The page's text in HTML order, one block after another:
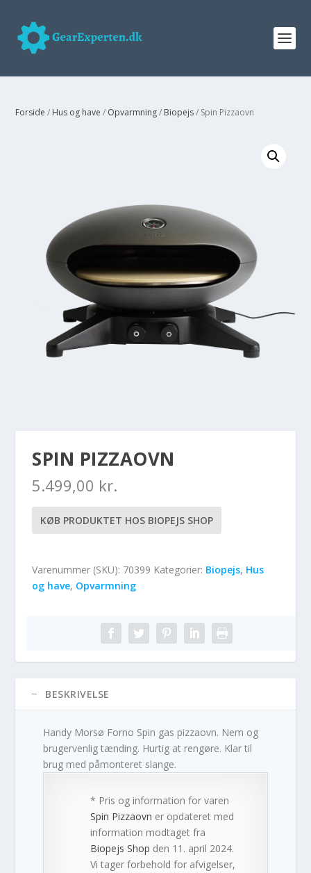
Forside / Hus og have / Opvarmning/ Biopejs/ Spin Pizzaovn
SPIN PIZZAOVN
5.499,00 kr.
KØB PRODUKTET HOS BIOPEJS SHOP
Varenummer (SKU): 70399 Kategorier: Biopejs, Hus
og have, Opvarmning
BESKRIVELSE
Handy Morsø Forno Spin gas pizzaovn. Nem og
brugervenlig tænding. Hurtig at rengøre. Klar til
brug med påmonteret slange.
* Pris og information for varen
Spin Pizzaovn er opdateret med
information modtaget fra
Biopejs Shop den 11. april 2024.
Vi tager forbehold for afvigelser,